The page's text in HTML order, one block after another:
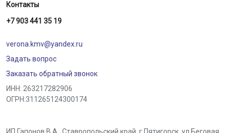
Контакты
+7 903 441 35 19
verona.kmv@yandex.ru
Задать вопрос
Заказать обратный звонок
ИНН: 263217282906
ОГРН:311265124300174